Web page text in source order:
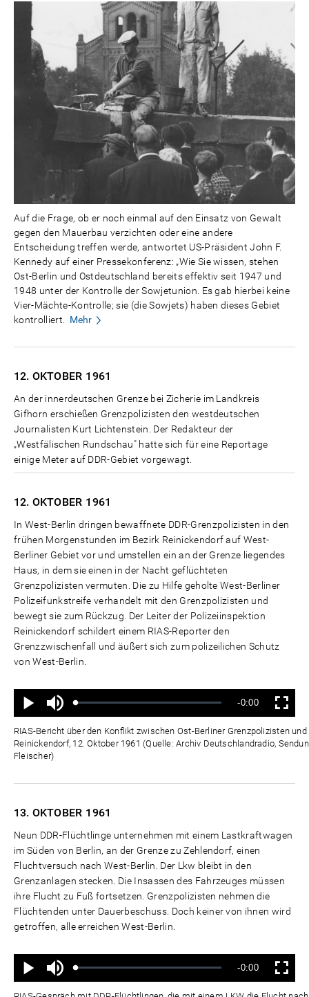
Auf die Frage, ob er noch einmal auf den Einsatz von Gewalt
gegen den Mauerbau verzichten oder eine andere
Entscheidung treffen werde, antwortet US-Präsident John F.
Kennedy auf einer Pressekonferenz: „Wie Sie wissen, stehen
Ost-Berlin und Ostdeutschland bereits effektiv seit 1947 und
1948 unter der Kontrolle der Sowjetunion. Es gab hierbei keine
Vier-Mächte-Kontrolle; sie (die Sowjets) haben dieses Gebiet
kontrolliert.
Mehr
12. OKTOBER 1961
An der innerdeutschen Grenze bei Zicherie im Landkreis
Gifhorn erschießen Grenzpolizisten den westdeutschen
Journalisten Kurt Lichtenstein. Der Redakteur der
„Westfälischen Rundschau" hatte sich für eine Reportage
einige Meter auf DDR-Gebiet vorgewagt.
12. OKTOBER 1961
In West-Berlin dringen bewaffnete DDR-Grenzpolizisten in den
frühen Morgenstunden im Bezirk Reinickendorf auf West-
Berliner Gebiet vor und umstellen ein an der Grenze liegendes
Haus, in dem sie einen in der Nacht geflüchteten
Grenzpolizisten vermuten. Die zu Hilfe geholte West-Berliner
Polizeifunkstreife verhandelt mit den Grenzpolizisten und
bewegt sie zum Rückzug. Der Leiter der Polizeiinspektion
Reinickendorf schildert einem RIAS-Reporter den
Grenzzwischenfall und äußert sich zum polizeilichen Schutz
von West-Berlin.
Wiedergabe
Ton
aus
Geladen:
Status:
Verbleibende
Zeit
-0:00 Vollbild
RIAS-Bericht über den Konflikt zwischen Ost-Berliner Grenzpolizisten
Reinickendorf, 12. Oktober 1961 (Quelle: Archiv Deutschlandradio,
Fleischer)
13. OKTOBER 1961
Neun DDR-Flüchtlinge unternehmen mit einem Lastkraftwagen
im Süden von Berlin, an der Grenze zu Zehlendorf, einen
Fluchtversuch nach West-Berlin. Der Lkw bleibt in den
Grenzanlagen stecken. Die Insassen des Fahrzeuges müssen
ihre Flucht zu Fuß fortsetzen. Grenzpolizisten nehmen die
Flüchtenden unter Dauerbeschuss. Doch keiner von ihnen wird
getroffen, alle erreichen West-Berlin.
Wiedergabe
Ton
aus
Geladen:
Status:
Verbleibende
Zeit
-0:00 Vollbild